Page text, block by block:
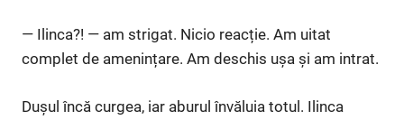
— Ilinca?! — am strigat. Nicio reacție. Am uitat
complet de amenințare. Am deschis ușa și am intrat.
Dușul încă curgea, iar aburul învăluia totul. Ilinca